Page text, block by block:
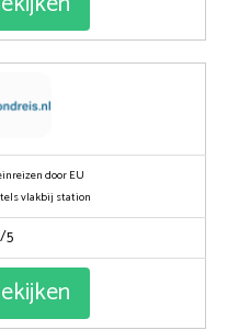
door EU
vlakbij station
5